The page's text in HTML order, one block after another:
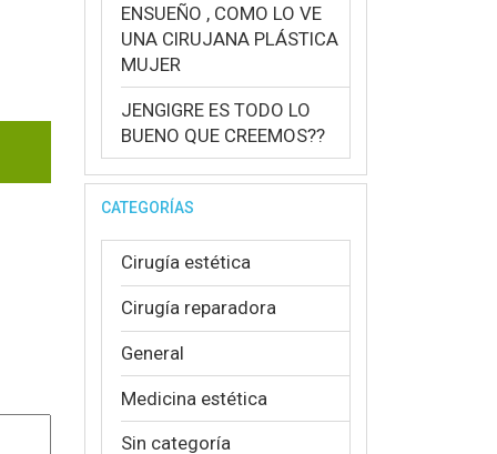
ENSUEÑO , COMO LO VE
UNA CIRUJANA PLÁSTICA
MUJER
JENGIGRE ES TODO LO
BUENO QUE CREEMOS??
CATEGORÍAS
Cirugía estética
Cirugía reparadora
General
Medicina estética
Sin categoría